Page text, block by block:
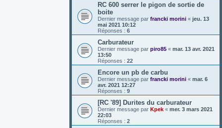
RC 600 serrer le pigon de sortie de
boite
Dernier message par francki morini « jeu. 13
mai 2021 10:12
Réponses : 6
Carburateur
Dernier message par piro85 « mar. 13 avr. 2021
13:50
Réponses : 22
Encore un pb de carbu
Dernier message par francki morini « mar. 6
avr. 2021 12:27
Réponses : 9
[RC '89] Durites du carburateur
Dernier message par Kpek « mer. 3 mars 2021
22:03
Réponses : 2